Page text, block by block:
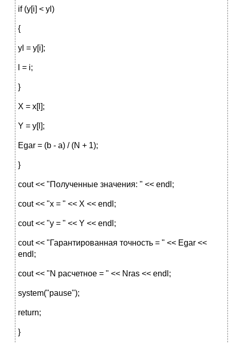
if (y[i] < yl)
{
yl = y[i];
l = i;
}
X = x[l];
Y = y[l];
Egar = (b - a) / (N + 1);
}
cout << "Полученные значения: " << endl;
cout << "x = " << X << endl;
cout << "y = " << Y << endl;
cout << "Гарантированная точность = " << Egar <<
endl;
cout << "N расчетное = " << Nras << endl;
system("pause");
return;
}